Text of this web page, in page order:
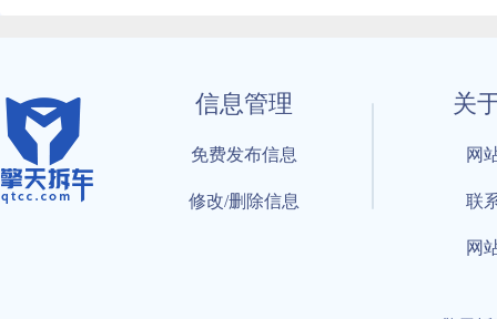
信息管理
免费发布信息
修改/删除信息
关
网
联
网